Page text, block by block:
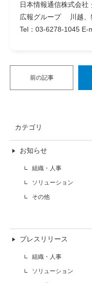
日本情報通信株式会社
広報グループ 川越、
Tel：03-6278-1045 E-
前の記事
カテゴリ
お知らせ
組織・人事
ソリューション
その他
プレスリリース
組織・人事
ソリューション